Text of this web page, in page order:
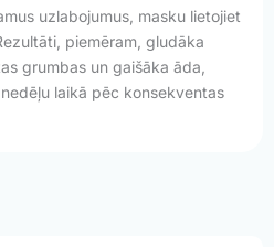
uzlabojumus, masku lietojiet
piemēram, gludāka
grumbas un gaišāka āda,
laikā pēc konsekventas